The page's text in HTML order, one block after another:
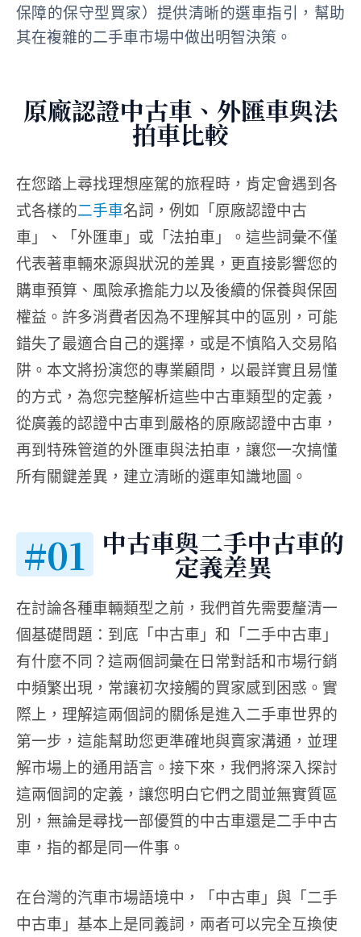
保障的保守型買家）提供清晰的選車指引，幫助
其在複雜的二手車市場中做出明智決策。
原廠認證中古車、外匯車與法
拍車比較
在您踏上尋找理想座駕的旅程時，肯定會遇到各
式各樣的二手車名詞，例如「原廠認證中古
車」、「外匯車」或「法拍車」。這些詞彙不僅
代表著車輛來源與狀況的差異，更直接影響您的
購車預算、風險承擔能力以及後續的保養與保固
權益。許多消費者因為不理解其中的區別，可能
錯失了最適合自己的選擇，或是不慎陷入交易陷
阱。本文將扮演您的專業顧問，以最詳實且易懂
的方式，為您完整解析這些中古車類型的定義，
從廣義的認證中古車到嚴格的原廠認證中古車，
再到特殊管道的外匯車與法拍車，讓您一次搞懂
所有關鍵差異，建立清晰的選車知識地圖。
#01 中古車與二手中古車的
定義差異
在討論各種車輛類型之前，我們首先需要釐清一
個基礎問題：到底「中古車」和「二手中古車」
有什麼不同？這兩個詞彙在日常對話和市場行銷
中頻繁出現，常讓初次接觸的買家感到困惑。實
際上，理解這兩個詞的關係是進入二手車世界的
第一步，這能幫助您更準確地與賣家溝通，並理
解市場上的通用語言。接下來，我們將深入探討
這兩個詞的定義，讓您明白它們之間並無實質區
別，無論是尋找一部優質的中古車還是二手中古
車，指的都是同一件事。
在台灣的汽車市場語境中，「中古車」與「二手
中古車」基本上是同義詞，兩者可以完全互換使